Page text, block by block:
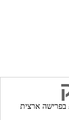
בפרישה ארצית